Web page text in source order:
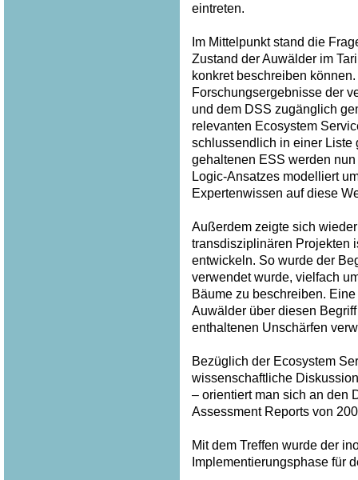
eintreten.
Im Mittelpunkt stand die
Zustand der Auwälder im
konkret beschreiben
Forschungsergebnisse der
und dem DSS zugänglich
relevanten Ecosystem
schlussendlich in einer Liste
gehaltenen ESS werden
Logic-Ansatzes modelliert
Expertenwissen auf diese
Außerdem zeigte sich
transdisziplinären Projekten
entwickeln. So wurde der
verwendet wurde, vielfach
Bäume zu beschreiben.
Auwälder über diesen
enthaltenen Unschärfen
Bezüglich der Ecosystem
wissenschaftliche
– orientiert man sich an den
Assessment Reports von
Mit dem Treffen wurde der
Implementierungsphase für